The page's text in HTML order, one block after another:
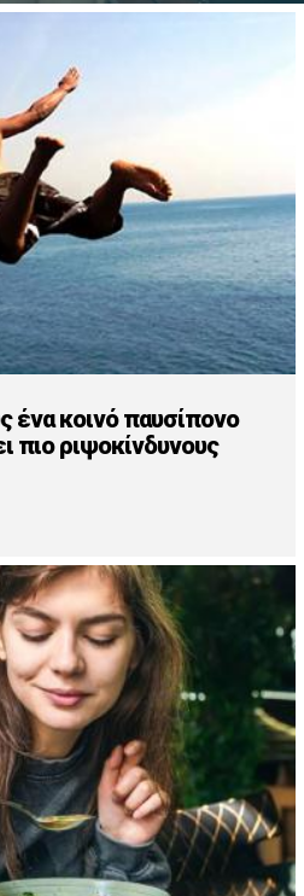
ένα κοινό παυσίπονο
πιο ριψοκίνδυνους